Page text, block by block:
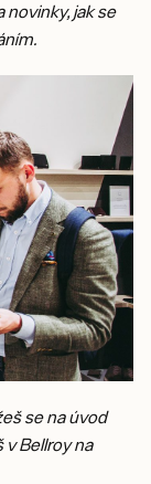
novinky, jak se
se na úvod
v Bellroy na